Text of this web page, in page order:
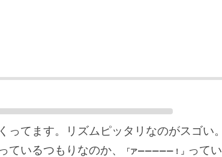
てます。リズムピッタリなのがスゴい。
ているつもりなのか、
「アーーーーー！」
ってい